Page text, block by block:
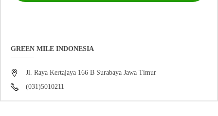
GREEN MILE INDONESIA
Jl. Raya Kertajaya 166 B Surabaya Jawa Timur
(031)5010211